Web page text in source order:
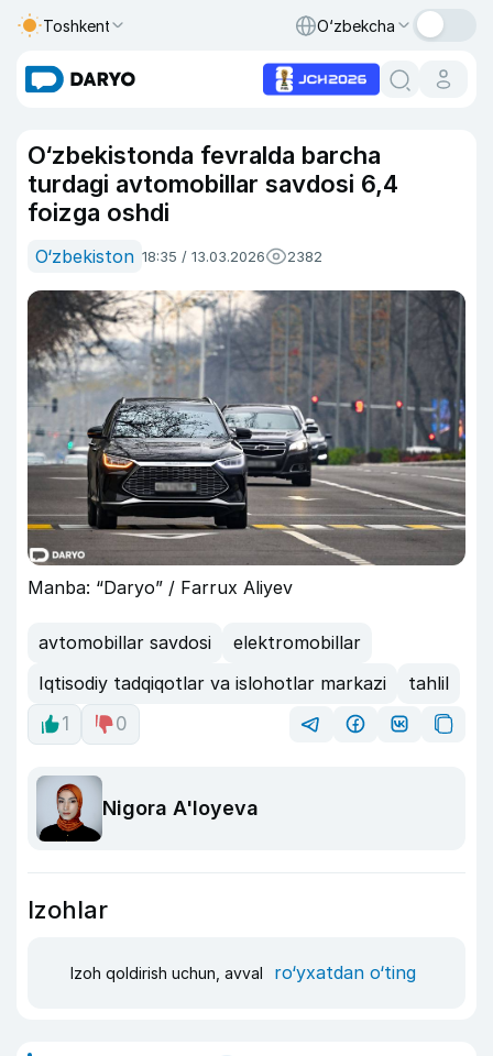
Toshkent O‘zbekcha
O‘zbekistonda fevralda barcha
turdagi avtomobillar savdosi 6,4
foizga oshdi
O‘zbekiston 18:35 / 13.03.2026 2382
Manba: “Daryo” / Farrux Aliyev
avtomobillar savdosi
elektromobillar
Iqtisodiy tadqiqotlar va islohotlar markazi
tahlil
1
0
Nigora A'loyeva
Izohlar
Izoh qoldirish uchun, avval ro‘yxatdan o‘ting